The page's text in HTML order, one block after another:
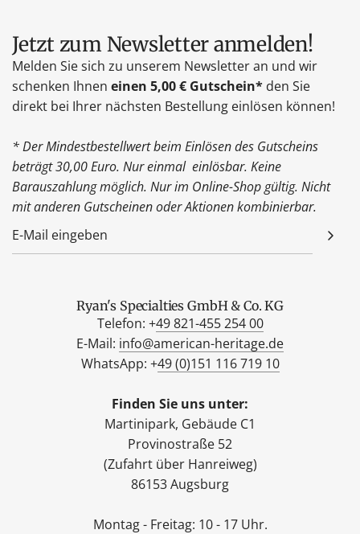
Jetzt zum Newsletter anmelden!
Melden Sie sich zu unserem Newsletter an und wir
schenken Ihnen einen 5,00 € Gutschein* den Sie
direkt bei Ihrer nächsten Bestellung einlösen können!
* Der Mindestbestellwert beim Einlösen des Gutscheins
beträgt 30,00 Euro. Nur einmal einlösbar. Keine
Barauszahlung möglich. Nur im Online-Shop gültig. Nicht
mit anderen Gutscheinen oder Aktionen kombinierbar.
Ryan's Specialties GmbH & Co. KG
Telefon: +49 821-455 254 00
E-Mail: info@american-heritage.de
WhatsApp: +49 (0)151 116 719 10
Finden Sie uns unter:
Martinipark, Gebäude C1
Provinostraße 52
(Zufahrt über Hanreiweg)
86153 Augsburg
Montag - Freitag: 10 - 17 Uhr.